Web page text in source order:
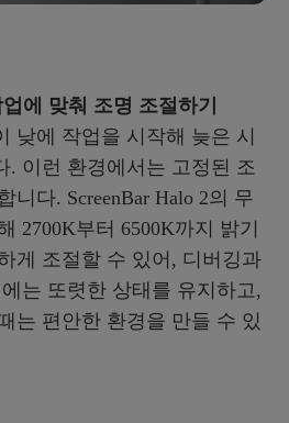
에 맞춰 조명 조절하기
낮에 작업을 시작해 늦은 시
. 이런 환경에서는 고정된 조
니다. ScreenBar Halo 2의 무
2700K부터 6500K까지 밝기
게 조절할 수 있어, 디버깅과
는 또렷한 상태를 유지하고,
는 편안한 환경을 만들 수 있